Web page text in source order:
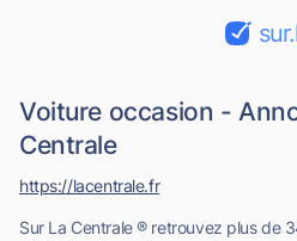
Voiture occasion -
Centrale
Sur La Centrale ® retrouvez plus de
https://lacentrale.fr